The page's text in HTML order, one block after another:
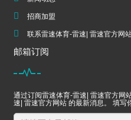
招商加盟
联系雷速体育-雷速| 雷速官方网
邮箱订阅
通过订阅雷速体育-雷速| 雷速官方网
速| 雷速官方网站 的最新消息。 填写